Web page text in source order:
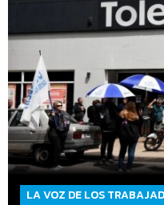
LA VOZ DE LOS